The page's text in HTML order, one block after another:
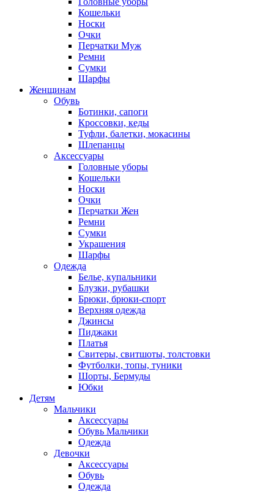
Кошельки
Носки
Очки
Перчатки Муж
Ремни
Сумки
Шарфы
Женщинам
Обувь
Ботинки, сапоги
Кроссовки, кеды
Туфли, балетки, мокасины
Шлепанцы
Аксессуары
Головные уборы
Кошельки
Носки
Очки
Перчатки Жен
Ремни
Сумки
Украшения
Шарфы
Одежда
Белье, купальники
Блузки, рубашки
Брюки, брюки-спорт
Верхняя одежда
Джинсы
Пиджаки
Платья
Свитеры, свитшоты, толстовки
Футболки, топы, туники
Шорты, Бермуды
Юбки
Детям
Мальчики
Аксессуары
Обувь Мальчики
Одежда
Девочки
Аксессуары
Обувь
Одежда